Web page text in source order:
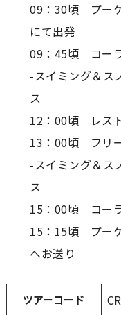
09：30頃 プー
にて出発
09：45頃 コー
-スイミング＆ス
ス
12：00頃 レス
13：00頃 フリ
-スイミング＆ス
ス
15：00頃 コー
15：15頃 プー
へお送り
ツアーコード